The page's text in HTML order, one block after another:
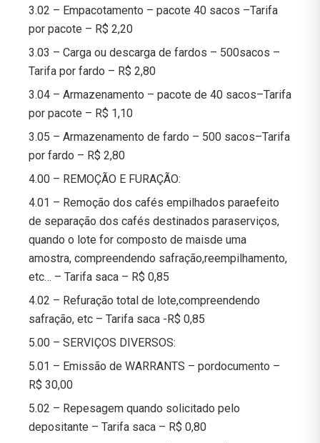
3.02 – Empacotamento – pacote 40 sacos –Tarifa
por pacote – R$ 2,20
3.03 – Carga ou descarga de fardos – 500sacos –
Tarifa por fardo – R$ 2,80
3.04 – Armazenamento – pacote de 40 sacos–Tarifa
por pacote – R$ 1,10
3.05 – Armazenamento de fardo – 500 sacos–Tarifa
por fardo – R$ 2,80
4.00 – REMOÇÃO E FURAÇÃO:
4.01 – Remoção dos cafés empilhados paraefeito
de separação dos cafés destinados paraserviços,
quando o lote for composto de maisde uma
amostra, compreendendo safração,reempilhamento,
etc… – Tarifa saca – R$ 0,85
4.02 – Refuração total de lote,compreendendo
safração, etc – Tarifa saca -R$ 0,85
5.00 – SERVIÇOS DIVERSOS:
5.01 – Emissão de WARRANTS – pordocumento –
R$ 30,00
5.02 – Repesagem quando solicitado pelo
depositante – Tarifa saca – R$ 0,80